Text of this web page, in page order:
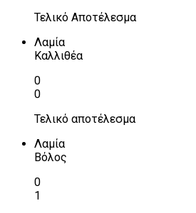
Τελικό Αποτέλεσμα
Λαμία
Καλλιθέα
0
0
Τελικό αποτέλεσμα
Λαμία
Βόλος
0
1